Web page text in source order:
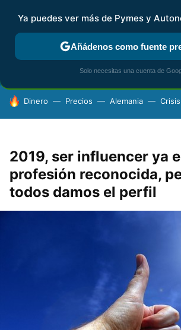
FISCALIDAD Y CONTABILIDAD KIT
HOY SE HABLA DE
Dinero Precios Alemania Crisis
2019, ser influencer ya
profesión reconocida,
todos damos el perfil
Ya puedes ver más de Pymes y
Añádenos como fuente
Solo necesitas una cuenta de